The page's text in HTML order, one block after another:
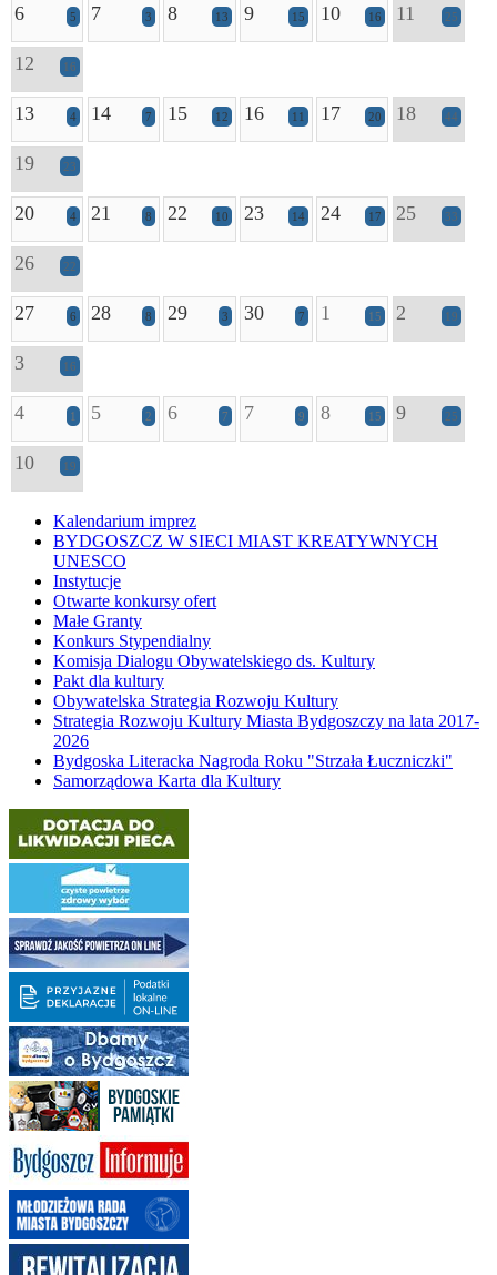
6 5 7 3 8 13 9 15 10 16 11 25
12 16
13 4 14 7 15 12 16 11 17 20 18 44
19 23
20 4 21 8 22 10 23 14 24 17 25 33
26 22
27 6 28 8 29 3 30 7 1 15 2 19
3 16
4 1 5 2 6 7 7 9 8 15 9 25
10 19
Kalendarium imprez
BYDGOSZCZ W SIECI MIAST KREATYWNYCH
UNESCO
Instytucje
Otwarte konkursy ofert
Małe Granty
Konkurs Stypendialny
Komisja Dialogu Obywatelskiego ds. Kultury
Pakt dla kultury
Obywatelska Strategia Rozwoju Kultury
Strategia Rozwoju Kultury Miasta Bydgoszczy na lata 2017-
2026
Bydgoska Literacka Nagroda Roku "Strzała Łuczniczki"
Samorządowa Karta dla Kultury